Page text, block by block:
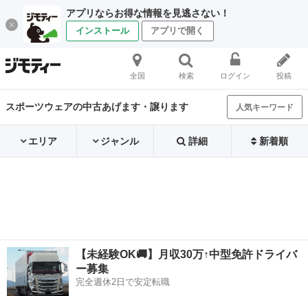
アプリならお得な情報を見逃さない！
インストール アプリで開く
全国 検索 ログイン 投稿
スポーツウェアの中古あげます・譲ります 人気キーワード
エリア ジャンル 詳細 新着順
【未経験OK🚚】月収30万↑中型免許ドライバ
ー募集
完全週休2日で安定転職